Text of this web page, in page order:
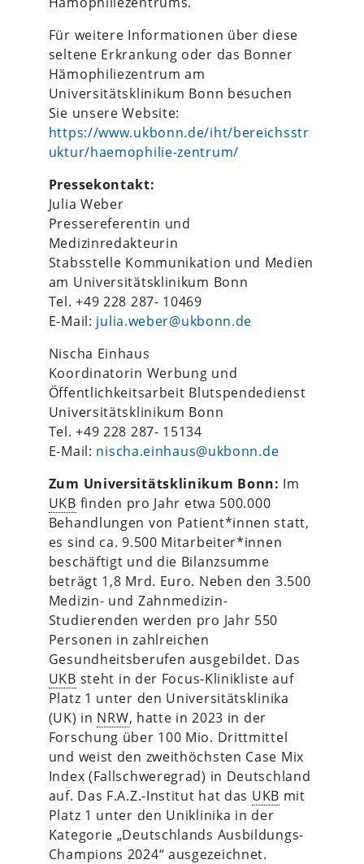
Für weitere Informationen über diese
seltene Erkrankung oder das Bonner
Hämophiliezentrum am
Universitätsklinikum Bonn besuchen
Sie unsere Website:
https://www.ukbonn.de/iht/bereichsstr
uktur/haemophilie-zentrum/
Pressekontakt:
Julia Weber
Pressereferentin und
Medizinredakteurin
Stabsstelle Kommunikation und Medien
am Universitätsklinikum Bonn
Tel. +49 228 287- 10469
E-Mail: julia.weber@ukbonn.de
Nischa Einhaus
Koordinatorin Werbung und
Öffentlichkeitsarbeit Blutspendedienst
Universitätsklinikum Bonn
Tel. +49 228 287- 15134
E-Mail: nischa.einhaus@ukbonn.de
Zum Universitätsklinikum Bonn: Im
UKB finden pro Jahr etwa 500.000
Behandlungen von Patient*innen statt,
es sind ca. 9.500 Mitarbeiter*innen
beschäftigt und die Bilanzsumme
beträgt 1,8 Mrd. Euro. Neben den 3.500
Medizin- und Zahnmedizin-
Studierenden werden pro Jahr 550
Personen in zahlreichen
Gesundheitsberufen ausgebildet. Das
UKB steht in der Focus-Klinikliste auf
Platz 1 unter den Universitätsklinika
(UK) in NRW, hatte in 2023 in der
Forschung über 100 Mio. Drittmittel
und weist den zweithöchsten Case Mix
Index (Fallschweregrad) in Deutschland
auf. Das F.A.Z.-Institut hat das UKB mit
Platz 1 unter den Uniklinika in der
Kategorie „Deutschlands Ausbildungs-
Champions 2024“ ausgezeichnet.